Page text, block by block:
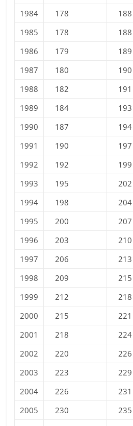
1984
178 188
1985
178 188
1986
179 189
1987
180 190
1988
182 191
1989
184 193
1990
187 194
1991
190 197
1992
192 199
1993
195 202
1994
198 204
1995
200 207
1996
203 210
1997
206 213
1998
209 215
1999
212 218
2000
215 221
2001
218 224
2002
220 226
2003
223 229
2004
226 231
2005
230 235